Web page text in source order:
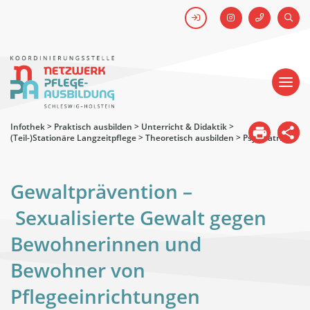
FACEBOOK
Holstein
Infothek> Praktisch ausbilden > Unterricht & Didaktik>
(Teil-)Stationäre Langzeitpflege>Theoretisch ausbilden > Psychiatrie
Gewaltprävention –
Sexualisierte Gewalt gegen
Bewohnerinnen und
Bewohner von
Pflegeeinrichtungen